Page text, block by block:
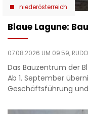
niederösterreich
Blaue Lagune:
07.08.2026 UM 09:59,
Das Bauzentrum der
Ab 1. September
Geschäftsführung